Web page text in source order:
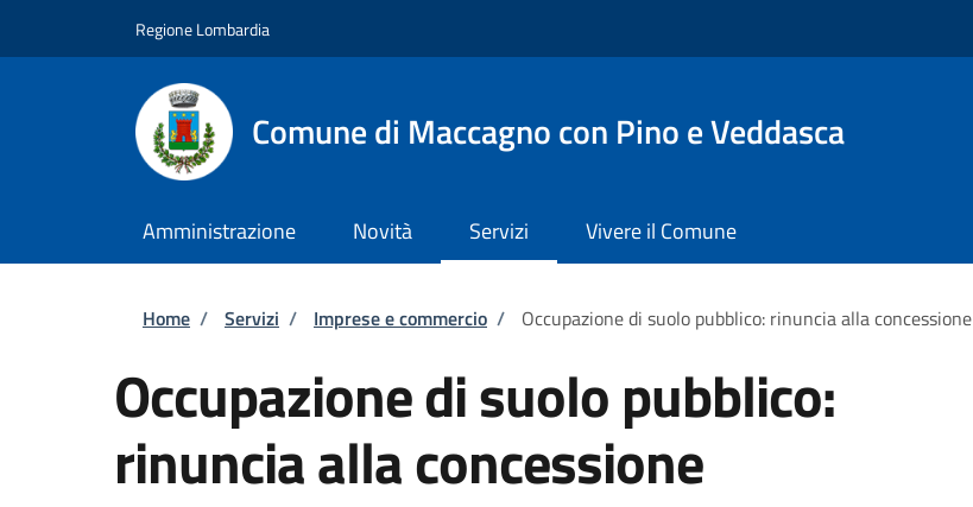
Regione Lombardia
Comune di Maccagno con Pino e Veddasca
Amministrazione Novità Servizi Vivere il Comune
Briciole di pane
Home / Servizi / Imprese e commercio / Occupazione di suolo pubblico: rinuncia alla concessione
Occupazione di suolo pubblico:
rinuncia alla concessione